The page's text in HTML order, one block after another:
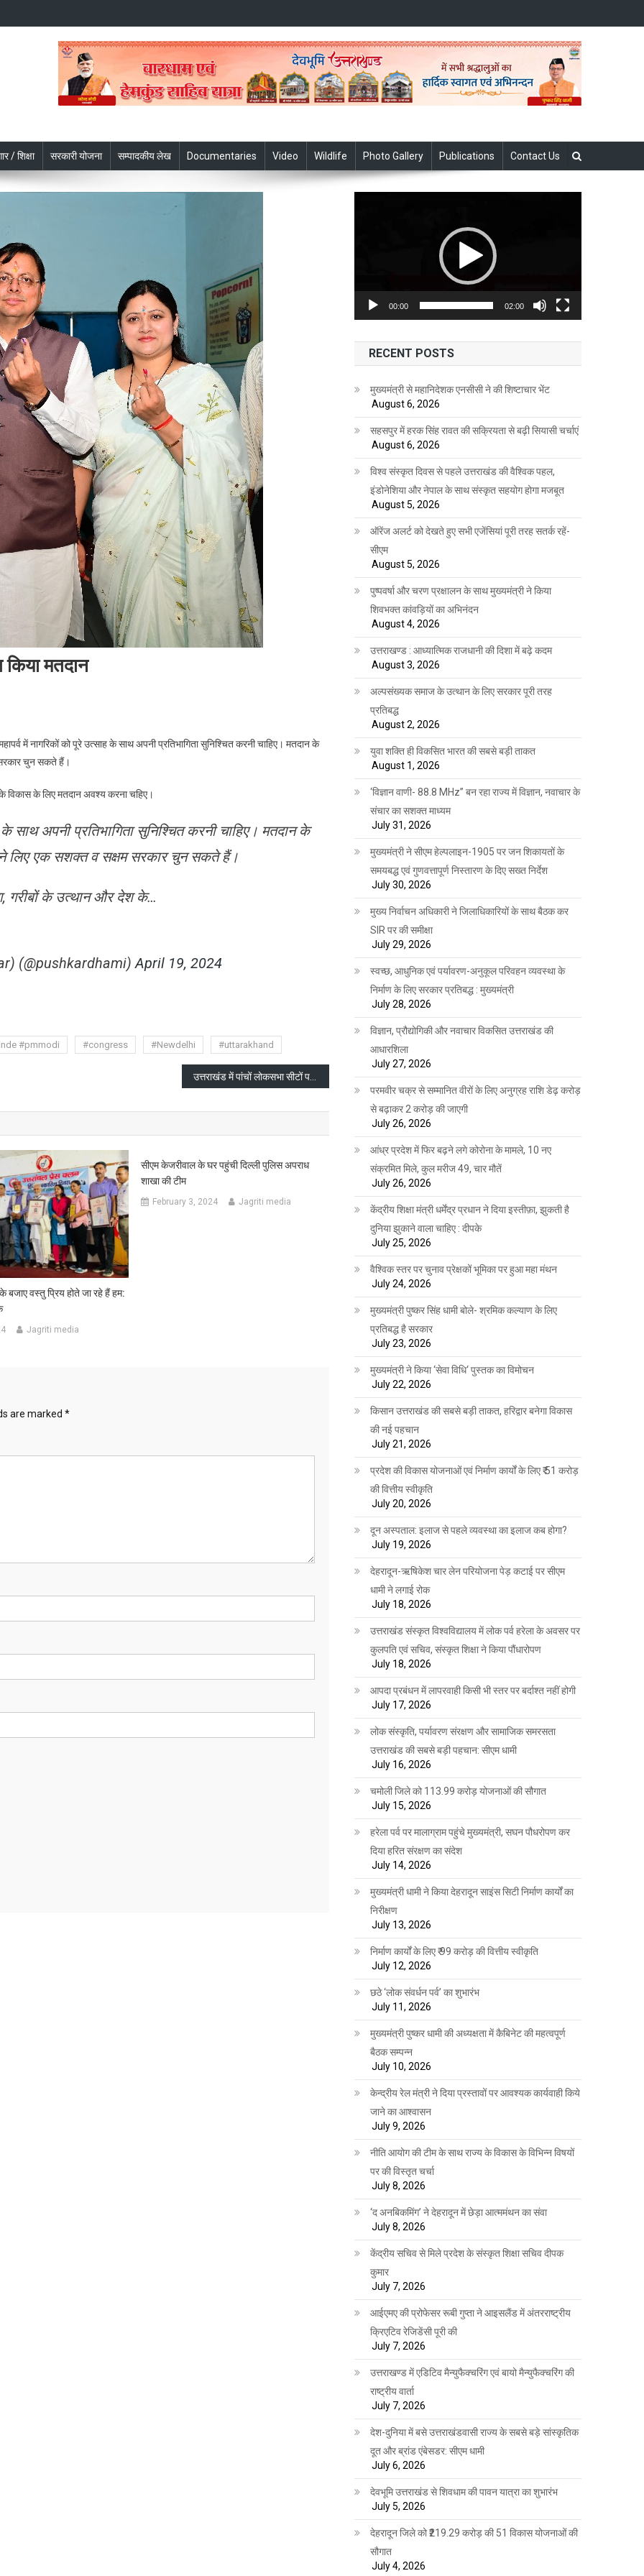
/ शिक्षा सरकारी योजना सम्पादकीय लेख Documentaries Video Wildlife Photo Gallery Publications Contact Us
किया मतदान
में नागरिकों को पूरे उत्साह के साथ अपनी प्रतिभागिता सुनिश्चित करनी चाहिए। मतदान के
चुन सकते हैं।
विकास के लिए मतदान अवश्य करना चहिए।
साथ अपनी प्रतिभागिता सुनिश्चित करनी चाहिए। मतदान के
लिए एक सशक्त व सक्षम सरकार चुन सकते हैं।
गरीबों के उत्थान और देश के…
(@pushkardhami)April 19, 2024
#pmmodi #congress #Newdelhi #uttarakhand
बजाए वस्तु प्रिय होते जा रहे हैं हम:
Jagriti media
सीएम केजरीवाल के घर पहुंची दिल्ली पुलिस अपराध
शाखा की टीम
February 3, 2024 Jagriti media
are marked *
00:00 02:00
RECENT POSTS
मुख्यमंत्री से महानिदेशक एनसीसी ने की शिष्टाचार भेंट
August 6, 2026
सहसपुर में हरक सिंह रावत की सक्रियता से बढ़ी सियासी चर्चाएं
August 6, 2026
विश्व संस्कृत दिवस से पहले उत्तराखंड की वैश्विक पहल,
इंडोनेशिया और नेपाल के साथ संस्कृत सहयोग होगा मजबूत
August 5, 2026
ऑरेंज अलर्ट को देखते हुए सभी एजेंसियां पूरी तरह सतर्क रहें-
सीएम
August 5, 2026
पुष्पवर्षा और चरण प्रक्षालन के साथ मुख्यमंत्री ने किया
शिवभक्त कांवड़ियों का अभिनंदन
August 4, 2026
उत्तराखण्ड : आध्यात्मिक राजधानी की दिशा में बढ़े कदम
August 3, 2026
अल्पसंख्यक समाज के उत्थान के लिए सरकार पूरी तरह
प्रतिबद्ध
August 2, 2026
युवा शक्ति ही विकसित भारत की सबसे बड़ी ताकत
August 1, 2026
‘विज्ञान वाणी- 88.8 MHz” बन रहा राज्य में विज्ञान, नवाचार के
संचार का सशक्त माध्यम
July 31, 2026
मुख्यमंत्री ने सीएम हेल्पलाइन-1905 पर जन शिकायतों के
समयबद्ध एवं गुणवत्तापूर्ण निस्तारण के दिए सख्त निर्देश
July 30, 2026
मुख्य निर्वाचन अधिकारी ने जिलाधिकारियों के साथ बैठक कर
SIR पर की समीक्षा
July 29, 2026
स्वच्छ, आधुनिक एवं पर्यावरण-अनुकूल परिवहन व्यवस्था के
निर्माण के लिए सरकार प्रतिबद्ध : मुख्यमंत्री
July 28, 2026
विज्ञान, प्रौद्योगिकी और नवाचार विकसित उत्तराखंड की
आधारशिला
July 27, 2026
परमवीर चक्र से सम्मानित वीरों के लिए अनुग्रह राशि डेढ़ करोड़
से बढ़ाकर 2 करोड़ की जाएगी
July 26, 2026
आंध्र प्रदेश में फिर बढ़ने लगे कोरोना के मामले, 10 नए
संक्रमित मिले, कुल मरीज 49, चार मौतें
July 26, 2026
केंद्रीय शिक्षा मंत्री धर्मेंद्र प्रधान ने दिया इस्तीफ़ा, झुकती है
दुनिया झुकाने वाला चाहिए : दीपके
July 25, 2026
वैश्विक स्तर पर चुनाव प्रेक्षकों भूमिका पर हुआ महा मंथन
July 24, 2026
मुख्यमंत्री पुष्कर सिंह धामी बोले- श्रमिक कल्याण के लिए
प्रतिबद्ध है सरकार
July 23, 2026
मुख्यमंत्री ने किया ‘सेवा विधि‘ पुस्तक का विमोचन
July 22, 2026
किसान उत्तराखंड की सबसे बड़ी ताकत, हरिद्वार बनेगा विकास
की नई पहचान
July 21, 2026
प्रदेश की विकास योजनाओं एवं निर्माण कार्यों के लिए ₹ 51 करोड़
की वित्तीय स्वीकृति
July 20, 2026
दून अस्पताल: इलाज से पहले व्यवस्था का इलाज कब होगा?
July 19, 2026
देहरादून-ऋषिकेश चार लेन परियोजना पेड़ कटाई पर सीएम
धामी ने लगाई रोक
July 18, 2026
उत्तराखंड संस्कृत विश्वविद्यालय में लोक पर्व हरेला के अवसर पर
कुलपति एवं सचिव, संस्कृत शिक्षा ने किया पौंधारोपण
July 18, 2026
आपदा प्रबंधन में लापरवाही किसी भी स्तर पर बर्दाश्त नहीं होगी
July 17, 2026
लोक संस्कृति, पर्यावरण संरक्षण और सामाजिक समरसता
उत्तराखंड की सबसे बड़ी पहचान: सीएम धामी
July 16, 2026
चमोली जिले को 113.99 करोड़ योजनाओं की सौगात
July 15, 2026
हरेला पर्व पर मालाग्राम पहुंचे मुख्यमंत्री, सघन पौधरोपण कर
दिया हरित संरक्षण का संदेश
July 14, 2026
मुख्यमंत्री धामी ने किया देहरादून साइंस सिटी निर्माण कार्यों का
निरीक्षण
July 13, 2026
निर्माण कार्यों के लिए ₹ 99 करोड़ की वित्तीय स्वीकृति
July 12, 2026
छठे ‘लोक संवर्धन पर्व’ का शुभारंभ
July 11, 2026
मुख्यमंत्री पुष्कर धामी की अध्यक्षता में कैबिनेट की महत्वपूर्ण
बैठक सम्पन्न
July 10, 2026
केन्द्रीय रेल मंत्री ने दिया प्रस्तावों पर आवश्यक कार्यवाही किये
जाने का आश्वासन
July 9, 2026
नीति आयोग की टीम के साथ राज्य के विकास के विभिन्न विषयों
पर की विस्तृत चर्चा
July 8, 2026
‘द अनबिकमिंग’ ने देहरादून में छेड़ा आत्ममंथन का संवा
July 8, 2026
केंद्रीय सचिव से मिले प्रदेश के संस्कृत शिक्षा सचिव दीपक
कुमार
July 7, 2026
आईएमए की प्रोफेसर रूबी गुप्ता ने आइसलैंड में अंतरराष्ट्रीय
क्रिएटिव रेजिडेंसी पूरी की
July 7, 2026
उत्तराखण्ड में एडिटिव मैन्युफैक्चरिंग एवं बायो मैन्युफैक्चरिंग की
राष्ट्रीय वार्ता
July 7, 2026
देश-दुनिया में बसे उत्तराखंडवासी राज्य के सबसे बड़े सांस्कृतिक
दूत और ब्रांड एंबेसडर: सीएम धामी
July 6, 2026
देवभूमि उत्तराखंड से शिवधाम की पावन यात्रा का शुभारंभ
July 5, 2026
देहरादून जिले को ₹219.29 करोड़ की 51 विकास योजनाओं की
सौगात
July 4, 2026